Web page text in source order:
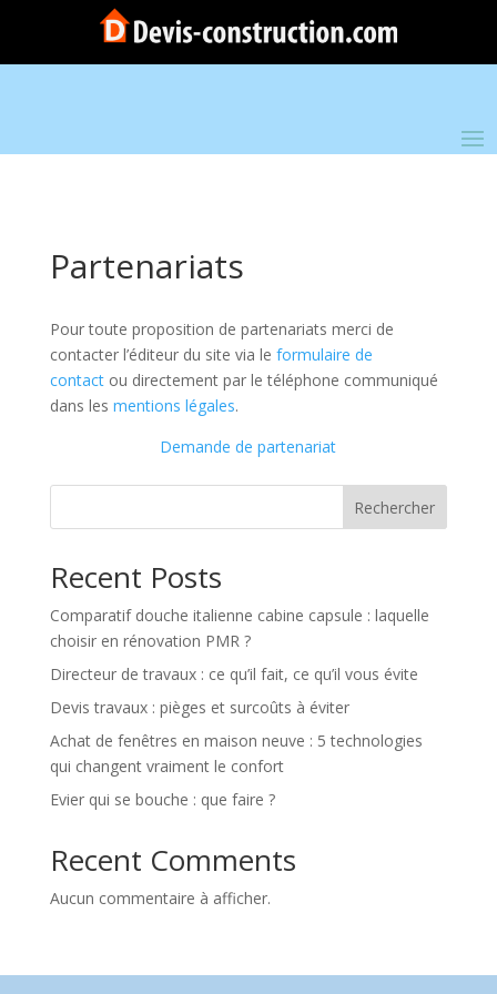
Partenariats
Pour toute proposition de partenariats merci de
contacter l’éditeur du site via le formulaire de
contactou directement par le téléphone communiqué
dans les mentions légales.
Demande de partenariat
Rechercher
Recent Posts
Comparatif douche italienne cabine capsule : laquelle
choisir en rénovation PMR ?
Directeur de travaux : ce qu’il fait, ce qu’il vous évite
Devis travaux : pièges et surcoûts à éviter
Achat de fenêtres en maison neuve : 5 technologies
qui changent vraiment le confort
Evier qui se bouche : que faire ?
Recent Comments
Aucun commentaire à afficher.